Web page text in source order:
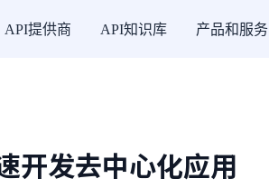
API提供商 API知识库 产品和服务
开发去中心化应用